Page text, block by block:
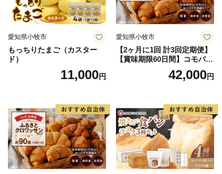
愛知県小牧市
もっちりたまご（カスター
ド）
11,000円
愛知県小牧市
【2ヶ月に1回 計3回定期便】
【賞味期限60日間】コモパ
ン ふるさとクロワッサンセ
ット（計90個）／災害用備蓄
42,000円